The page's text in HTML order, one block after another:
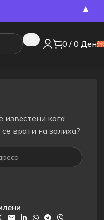
0 / 0 Ден
известени кога
врати на залиха?
▲